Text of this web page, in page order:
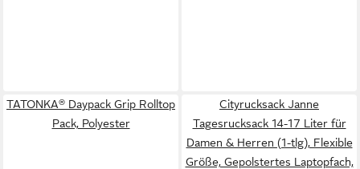
TATONKA® Daypack Grip Rolltop
Pack, Polyester
Cityrucksack Janne
Tagesrucksack 14-17 Liter für
Damen & Herren (1-tlg), Flexible
Größe, Gepolstertes Laptopfach,